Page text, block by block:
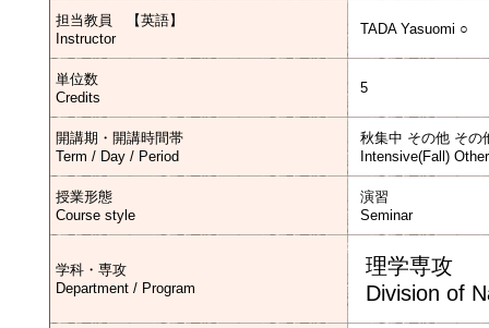
担当教員 【英語】
Instructor
TADA Yasuomi ○
単位数
Credits
5
開講期・開講時間帯
Term / Day / Period
秋集中 その他 その
Intensive(Fall)
授業形態
Course style
演習
Seminar
学科・専攻
Department / Program
理学専攻
Division of